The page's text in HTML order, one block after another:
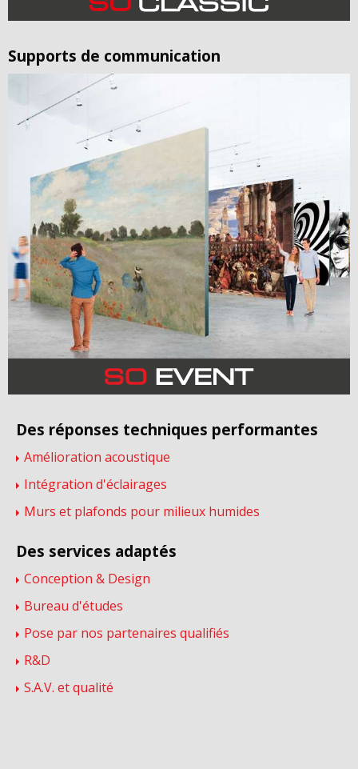
Supports de communication
Des réponses techniques performantes
Amélioration acoustique
Intégration d'éclairages
Murs et plafonds pour milieux humides
Des services adaptés
Conception & Design
Bureau d'études
Pose par nos partenaires qualifiés
R&D
S.A.V. et qualité